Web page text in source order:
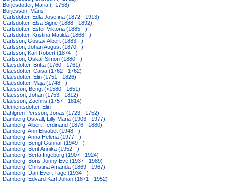
Börjesdotter, Maria (- 1758)
Börjesson, Måns
Carlsdotter, Edla Josefina (1872 - 1913)
Carlsdotter, Elsa Signe (1888 - 1892)
Carlsdotter, Ester Viktoria (1885 - )
Carlsdotter, Kristina Matilda (1868 - )
Carlsson, Gustav Albert (1883 - )
Carlsson, Johan August (1870 - )
Carlsson, Karl Robert (1874 - )
Carlsson, Oskar Simon (1880 - )
Claesdotter, Britta (1760 - 1761)
Claesdotter, Caisa (1762 - 1762)
Claesdotter, Elin (1751 - 1826)
Claesdotter, Maja (1748 - )
Claesson, Bengt (<1580 - 1651)
Claesson, Johan (1753 - 1812)
Claesson, Zachris (1757 - 1814)
Clementsdotter, Elin
Dahlgren Persson, Jonas (1723 - 1752)
Damberg Östvall, Lilly Maria (1903 - 1977)
Damberg, Albert Ferdinand (1876 - 1880)
Damberg, Ann Elisabet (1948 - )
Damberg, Anna Helena (1977 - )
Damberg, Bengt Gunnar (1949 - )
Damberg, Berit Annika (1952 - )
Damberg, Berta Ingeborg (1907 - 1924)
Damberg, Boris Jonny Eve (1937 - 1989)
Damberg, Christina Amanda (1869 - 1967)
Damberg, Dan Evert Tage (1934 - )
Damberg, Edvard Karl Johan (1871 - 1952)